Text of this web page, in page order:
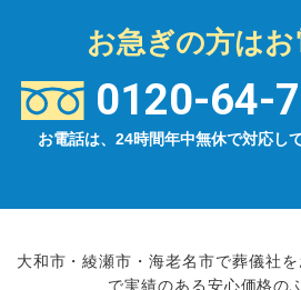
お急ぎの方はお
0120-64-
お電話は、24時間年中無休で対応し
大和市・綾瀬市・海老名市で葬儀社
で実績のある安心価格の